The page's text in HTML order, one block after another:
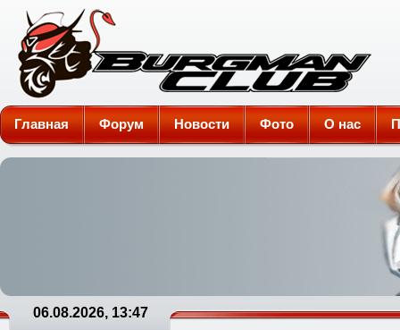
Burgman-Club
Главная Форум Новости Фото О нас
06.08.2026, 13:47